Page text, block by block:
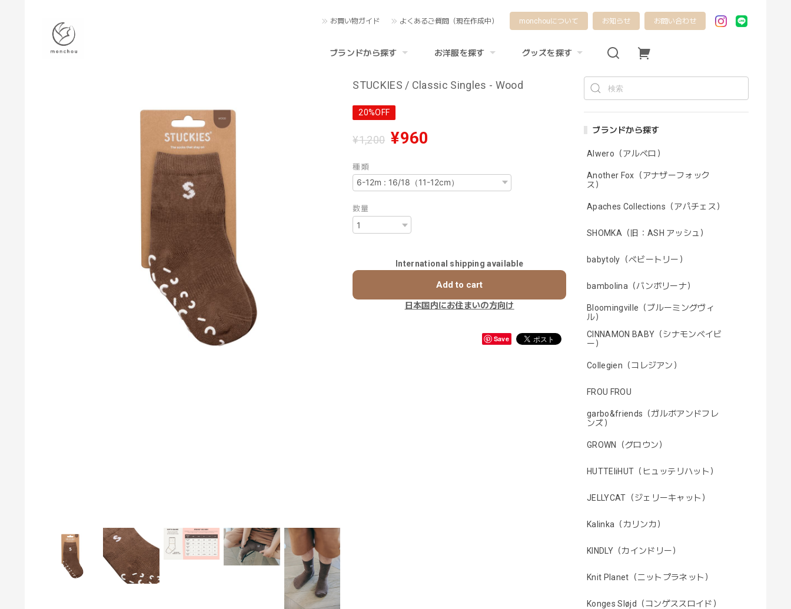
お買い物ガイド よくあるご質問（現在作成中） monchouについて お知らせ お問い合わせ
ブランドから探す お洋服を探す グッズを探す
ブランドから探す
Alwero（アルベロ）
Another Fox（アナザーフォック
ス）
Apaches Collections（アパチェス）
SHOMKA（旧：ASH アッシュ）
babytoly（ベビートリー）
bambolina（バンボリーナ）
Bloomingville（ブルーミングヴィ
ル）
CINNAMON BABY（シナモンベイビ
ー）
Collegien（コレジアン）
FROU FROU
garbo&friends（ガルボアンドフレ
ンズ）
GROWN（グロウン）
HUTTEliHUT（ヒュッテリハット）
JELLYCAT（ジェリーキャット）
Kalinka（カリンカ）
KINDLY（カインドリー）
Knit Planet（ニットプラネット）
Konges Sløjd（コンゲススロイド）
STUCKIES / Classic Singles - Wood
20%OFF
¥1,200 ¥960
種類
数量
International shipping available
Add to cart
日本国内にお住まいの方向け
Save